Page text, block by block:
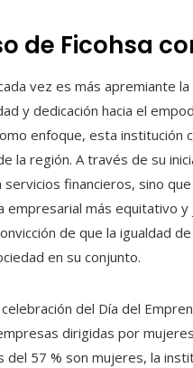
de Ficohsa
vez es más apremiante
y dedicación hacia el
enfoque, esta institución
la región. A través de su
financieros, sino
empresarial más equitativo
de que la igualdad
en su conjunto.
del Día del
dirigidas por
del 57 % son mujeres, la